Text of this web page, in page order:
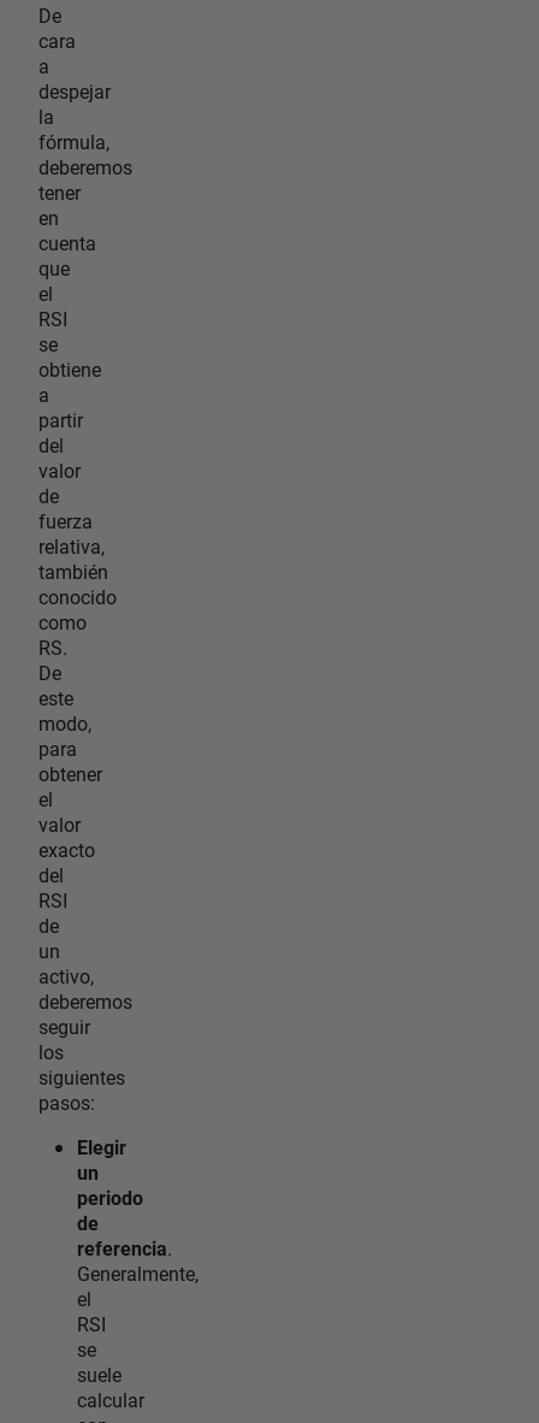
De
cara
a
despejar
la
fórmula,
deberemos
tener
en
cuenta
que
el
RSI
se
obtiene
a
partir
del
valor
de
fuerza
relativa,
también
conocido
como
RS.
De
este
modo,
para
obtener
el
valor
exacto
del
RSI
de
un
activo,
deberemos
seguir
los
siguientes
pasos:
Elegir
un
periodo
de
referencia.
Generalmente,
el
RSI
se
suele
calcular